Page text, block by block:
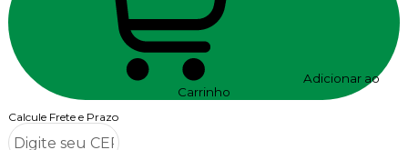
Adicionar ao
Carrinho
Calcule Frete e Prazo